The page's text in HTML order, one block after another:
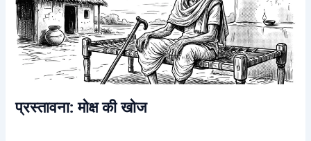
प्रस्तावना: मोक्ष की खोज